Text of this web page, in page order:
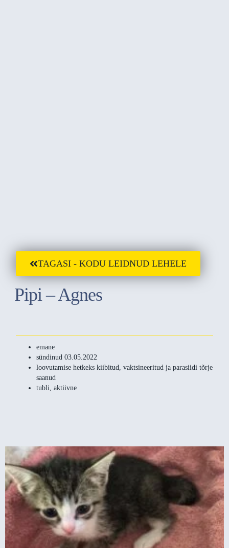
TAGASI - KODU LEIDNUD LEHELE
Pipi – Agnes
emane
sündinud 03.05.2022
loovutamise hetkeks kiibitud, vaktsineeritud ja parasiidi tõrje
saanud
tubli, aktiivne